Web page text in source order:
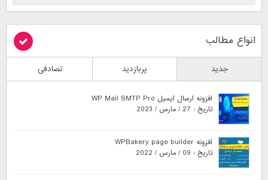
انواع مطالب
جدید پربازدید تصادفی
افزونه ارسال ایمیل WP Mail SMTP Pro
تاریخ : 27 / مارس / 2023
افزونه WPBakery page builder
تاریخ : 09 / مارس / 2022